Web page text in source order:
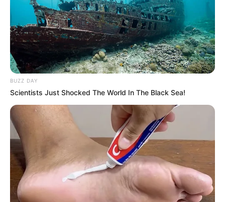
BUZZ DAY
Scientists Just Shocked The World In The Black Sea!